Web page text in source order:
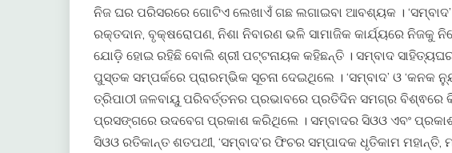
ନିଜ ଘର ପରିସରରେ ଗୋଟିଏ ଲେଖାଏଁ ଗଛ ଲଗାଇବା ଆବଶ୍ୟକ ।
ରକ୍ତଦାନ, ବୃକ୍ଷରୋପଣ, ନିଶା ନିବାରଣ ଭଳି ସାମାଜିକ କାର୍ଯ୍ୟରେ ନିଜକୁ
ଯୋଡ଼ି ହୋଇ ରହିଛି ବୋଲି ଶ୍ରୀ ପଟ୍ଟନାୟକ କହିଛନ୍ତି । ସମ୍ବାଦ
ପୁସ୍ତକ ସମ୍ପର୍କରେ ପ୍ରାରମ୍ଭିକ ସୂଚନା ଦେଇଥିଲେ । ‘ସମ୍ବାଦ’ ଓ ‘କନକ
ତ୍ରିପାଠୀ ଜଳବାୟୁ ପରିବର୍ତ୍ତନର ପ୍ରଭାବରେ ପ୍ରତିଦିନ ସମଗ୍ର
ପ୍ରସଙ୍ଗରେ ଉଦବେଗ ପ୍ରକାଶ କରିଥିଲେ । ସମ୍ବାଦର ସିଓଓ ଏବଂ
ସିଓଓ ରତିକାନ୍ତ ଶତପଥୀ, ‘ସମ୍ବାଦ’ର ଫିଚର ସମ୍ପାଦକ ଧୃତିକାମ